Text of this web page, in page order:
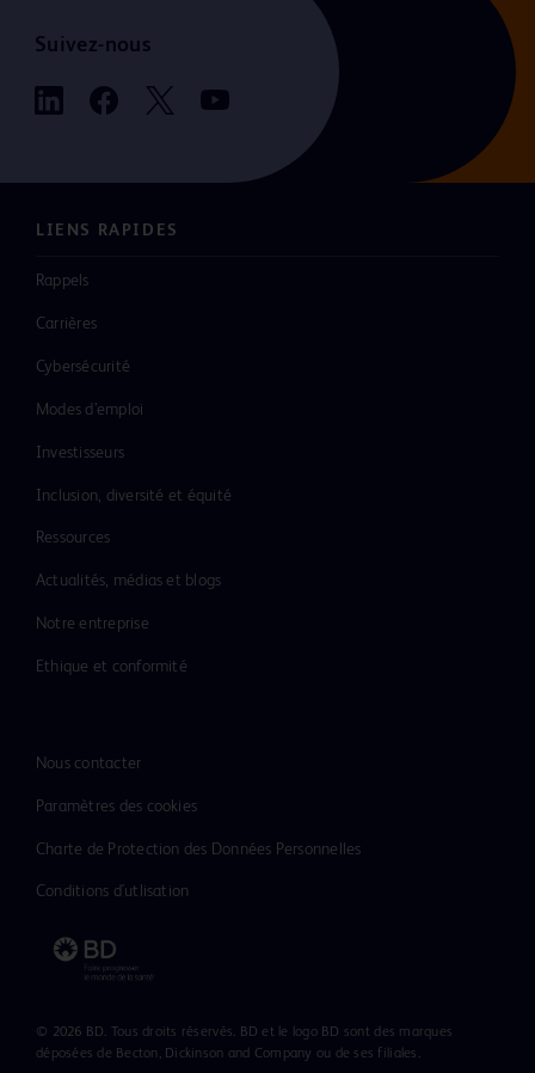
Suivez-nous
LIENS RAPIDES
Rappels
Carrières
Cybersécurité
Modes d’emploi
Investisseurs
Inclusion, diversité et équité
Ressources
Actualités, médias et blogs
Notre entreprise
Ethique et conformité
Nous contacter
Paramètres des cookies
Charte de Protection des Données Personnelles
Conditions d'utlisation
© 2026 BD. Tous droits réservés. BD et le logo BD sont des marques
déposées de Becton, Dickinson and Company ou de ses filiales.